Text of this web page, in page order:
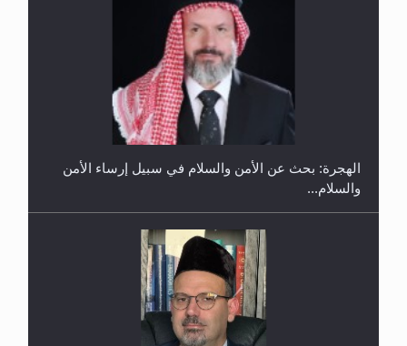
حفل توزيع الشهادات في الجامعة الأحمدية بنيجيريا لعام
معرض القرآن الكريم لمدة ثلاثين يوما في مكتبة مدينة
رأيٌ في لغة المسيح الموعود عليه السلام ..«3» نظرة
في شعر المسيح الموعود عليه السلام.....